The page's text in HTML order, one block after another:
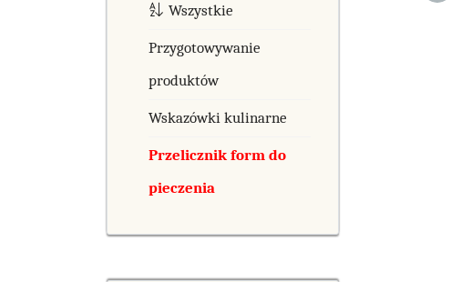
Wszystkie
Przygotowywanie
produktów
Wskazówki kulinarne
Przelicznik form do
pieczenia